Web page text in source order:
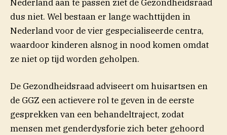
Nederland aan te passen ziet de Gezondheidsraad
dus niet. Wel bestaan er lange wachttijden in
Nederland voor de vier gespecialiseerde centra,
waardoor kinderen alsnog in nood komen omdat
ze niet op tijd worden geholpen.
De Gezondheidsraad adviseert om huisartsen en
de GGZ een actievere rol te geven in de eerste
gesprekken van een behandeltraject, zodat
mensen met genderdysforie zich beter gehoord